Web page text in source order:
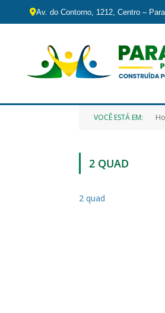
Av. do Contorno, 1212, Centro –
VOCÊ ESTÁ EM:
2 QUAD
2 quad